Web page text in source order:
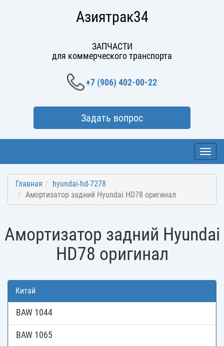
Азиятрак34
ЗАПЧАСТИ
для коммерческого транспорта
+7 (906) 402-00-22
Задать вопрос
Главная
hyundai-hd-7278
Амортизатор задний Hyundai HD78 оригинал
Амортизатор задний Hyundai
HD78 оригинал
Китай
BAW 1044
BAW 1065